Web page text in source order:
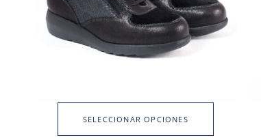
SELECCIONAR OPCIONES